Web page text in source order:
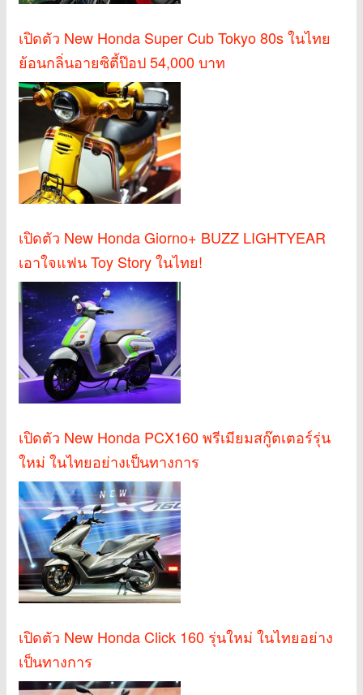
เปิดตัว New Honda Super Cub Tokyo 80s ในไทย
ย้อนกลิ่นอายซิตี้ป๊อป 54,000 บาท
เปิดตัว New Honda Giorno+ BUZZ LIGHTYEAR
เอาใจแฟน Toy Story ในไทย!
เปิดตัว New Honda PCX160 พรีเมียมสกู๊ตเตอร์รุ่น
ใหม่ ในไทยอย่างเป็นทางการ
เปิดตัว New Honda Click 160 รุ่นใหม่ ในไทยอย่าง
เป็นทางการ